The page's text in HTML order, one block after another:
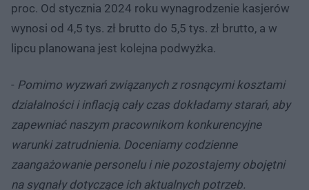
proc. Od stycznia 2024 roku wynagrodzenie kasjerów
wynosi od 4,5 tys. zł brutto do 5,5 tys. zł brutto, a w
lipcu planowana jest kolejna podwyżka.
- Pomimo wyzwań związanych z rosnącymi kosztami
działalności i inflacją cały czas dokładamy starań, aby
zapewniać naszym pracownikom konkurencyjne
warunki zatrudnienia. Doceniamy codzienne
zaangażowanie personelu i nie pozostajemy obojętni
na sygnały dotyczące ich aktualnych potrzeb.